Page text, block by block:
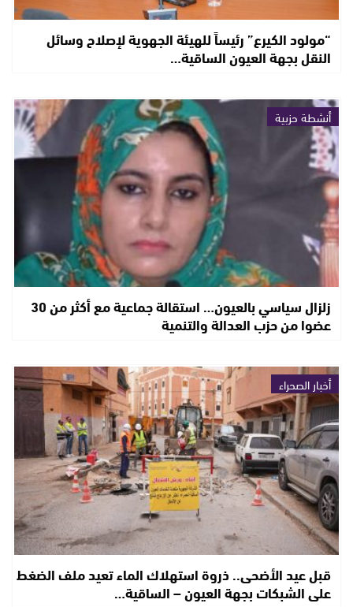
“مولود الكيرع” رئيساً للهيئة الجهوية لإصلاح وسائل
النقل بجهة العيون الساقية…
أنشطة حزبية
زلزال سياسي بالعيون… استقالة جماعية مع أكثر من 30
عضوا من حزب العدالة والتنمية
أخبار الصحراء
قبل عيد الأضحى.. ذروة استهلاك الماء تعيد ملف الضغط
على الشبكات بجهة العيون – الساقية…